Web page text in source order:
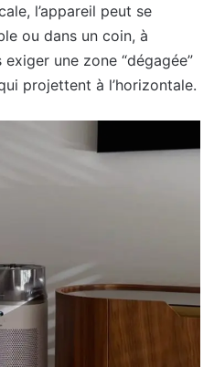
l’appareil peut se
ou dans un coin, à
une zone “dégagée”
projettent à l’horizontale.